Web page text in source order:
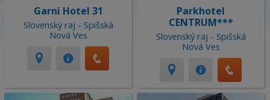
Garni Hotel 31
Slovenský raj - Spišská
Nová Ves
Parkhotel
CENTRUM***
Slovenský raj - Spišská
Nová Ves